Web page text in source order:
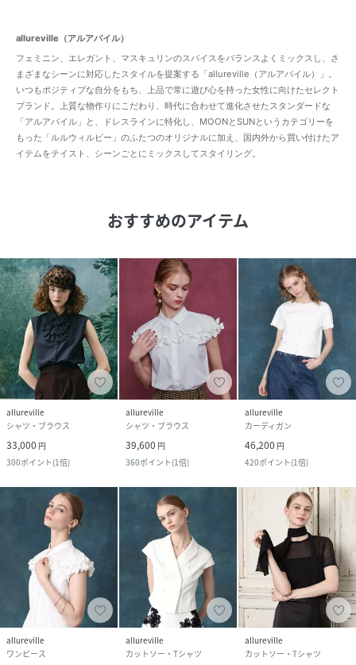
allureville（アルアバイル）
フェミニン、エレガント、マスキュリンのスパイスをバランスよくミックスし、さ
まざまなシーンに対応したスタイルを提案する「allureville（アルアバイル）」。
いつもポジティブな自分をもち、上品で常に遊び心を持った女性に向けたセレクト
ブランド。上質な物作りにこだわり、時代に合わせて進化させたスタンダードな
「アルアバイル」と、ドレスラインに特化し、MOONとSUNというカテゴリーを
もった「ルルウィルビー」のふたつのオリジナルに加え、国内外から買い付けたア
イテムをテイスト、シーンごとにミックスしてスタイリング。
おすすめのアイテム
allureville
シャツ・ブラウス
33,000 円
300ポイント(1倍)
allureville
シャツ・ブラウス
39,600 円
360ポイント(1倍)
allureville
カーディガン
46,200 円
420ポイント(1倍)
allureville
ワンピース
allureville
カットソー・Tシャツ
allureville
カットソー・Tシャツ